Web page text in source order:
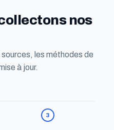
nos
les méthodes de
à jour.
3